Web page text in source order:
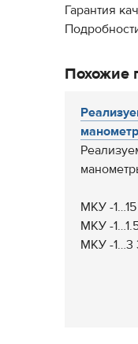
Гарантия
Похожие
МКУ -
МКУ -
МКУ -1…3